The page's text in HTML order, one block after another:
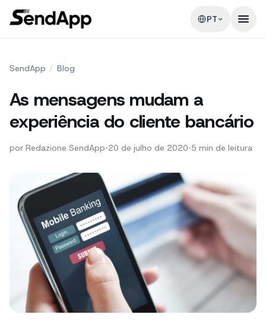
PT
SendApp / Blog
As mensagens mudam a
experiência do cliente bancário
por Redazione SendApp•20 de julho de 2020•5 min de leitura